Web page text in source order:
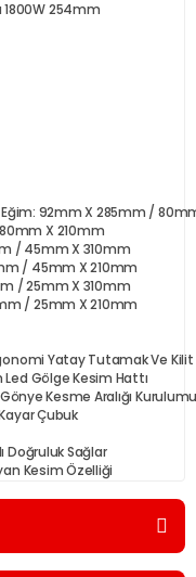
1800W 254mm
Eğim: 92mm X 285mm /
X 210mm
/ 45mm X 310mm
/ 45mm X 210mm
/ 25mm X 310mm
/ 25mm X 210mm
Yatay Tutamak Ve Kilit
Gölge Kesim Hattı
Kesme Aralığı
Çubuk
Doğruluk Sağlar
Kesim Özelliği